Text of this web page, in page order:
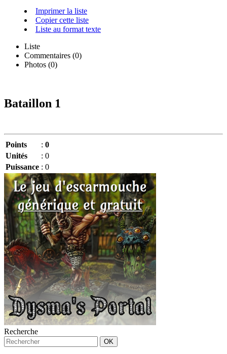
Imprimer la liste
Copier cette liste
Liste au format texte
Liste
Commentaires (0)
Photos (0)
Bataillon 1
Points : 0
Unités
: 0
Puissance : 0
Recherche